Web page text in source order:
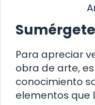
Para apreciar
obra de arte,
conocimiento
elementos que